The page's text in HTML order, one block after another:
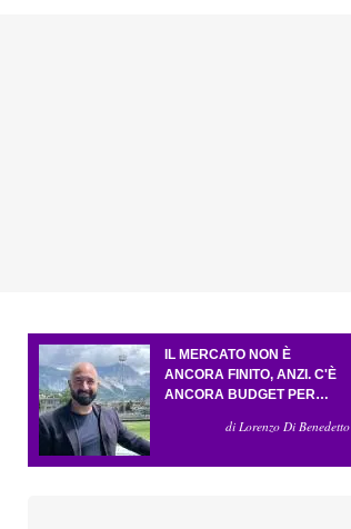
IL MERCATO NON È
ANCORA FINITO, ANZI. C'È
ANCORA BUDGET PER
COLPO IMPORTANTE E
di Lorenzo Di Benedetto